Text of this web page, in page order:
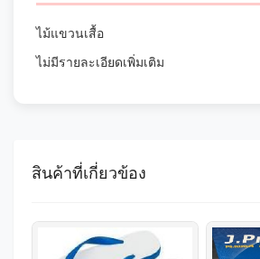
ไม้แขวนเสื้อ
ไม่มีรายละเอียดเพิ่มเติม
สินค้าที่เกี่ยวข้อง